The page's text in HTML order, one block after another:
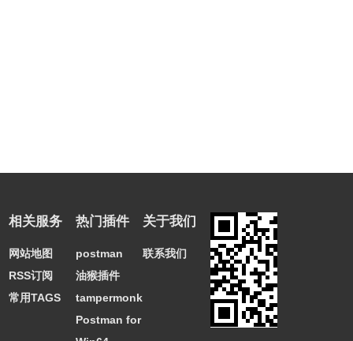
相关服务
网站地图
RSS订阅
常用TAGS
热门插件
postman
油猴插件
tampermonkey
Postman for
关于我们
联系我们